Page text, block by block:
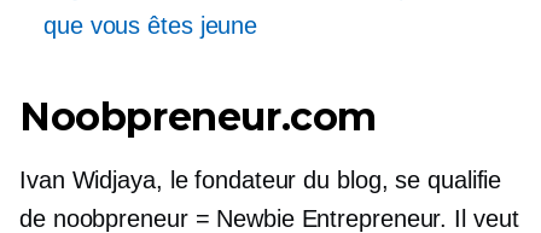
que vous êtes jeune
Noobpreneur.com
Ivan Widjaya, le fondateur du blog, se qualifie
de noobpreneur = Newbie Entrepreneur. Il veut